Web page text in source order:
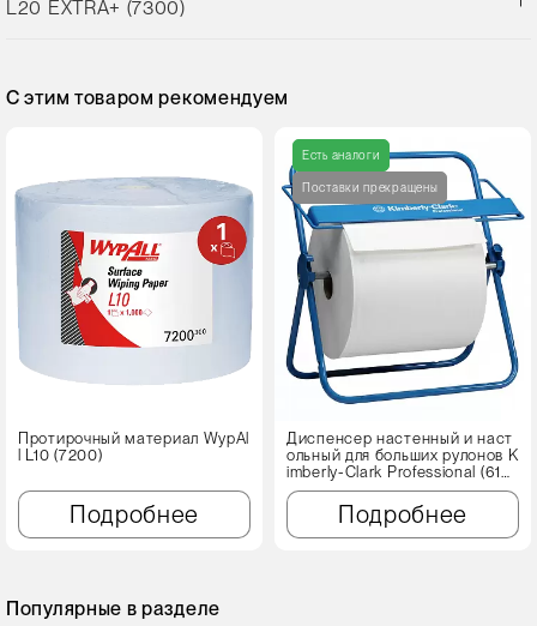
L20 EXTRA+ (7300)
С этим товаром рекомендуем
Протирочный материал WypAl
l L10 (7200)
Подробнее
Есть аналоги
Поставки прекращены
Диспенсер настенный и наст
ольный для больших рулонов K
imberly-Clark Professional (614
6)
Подробнее
Популярные в разделе